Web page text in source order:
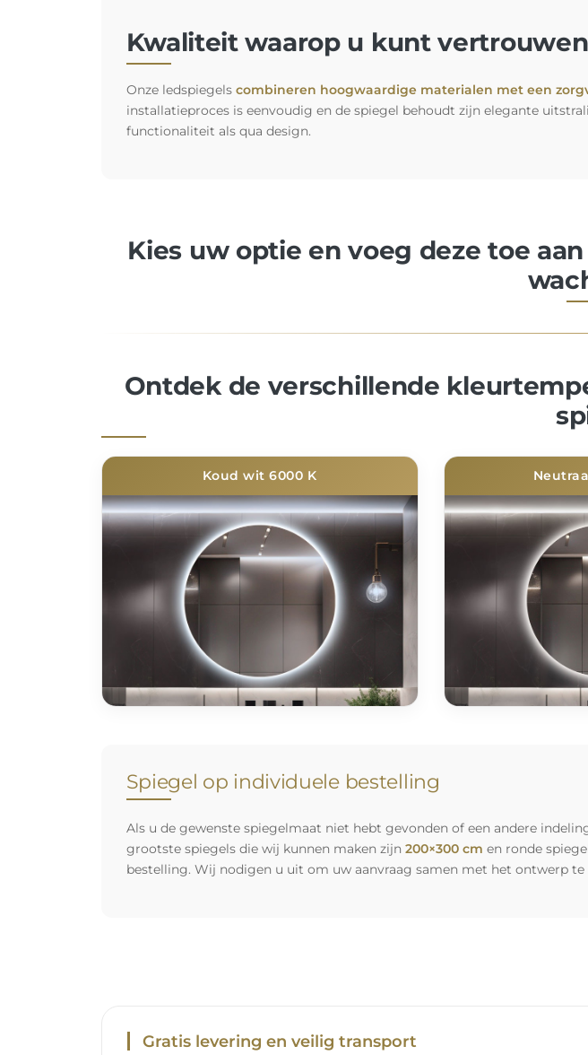
Kwaliteit waarop u kunt vertrouwen
Onze ledspiegels combineren hoogwaardige materialen met een
installatieproces is eenvoudig en de spiegel behoudt zijn elegante
functionaliteit als qua design.
Kies uw optie en voeg deze toe
Ontdek de verschillende
Koud wit 6000 K
Spiegel op individuele bestelling
Als u de gewenste spiegelmaat niet hebt gevonden of een andere
grootste spiegels die wij kunnen maken zijn 200×300 cm en ronde
bestelling. Wij nodigen u uit om uw aanvraag samen met het ontwerp te
Gratis levering en veilig transport